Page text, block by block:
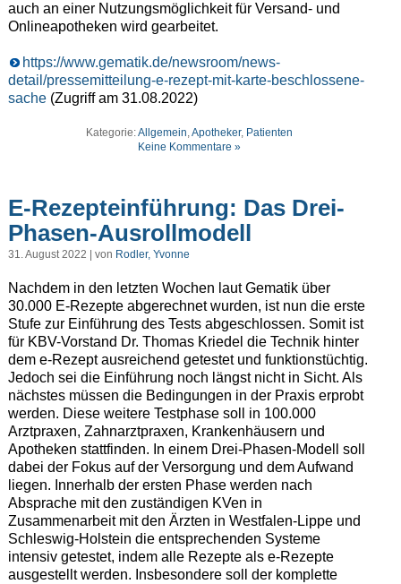
auch an einer Nutzungsmöglichkeit für Versand- und
Onlineapotheken wird gearbeitet.
https://www.gematik.de/newsroom/news-
detail/pressemitteilung-e-rezept-mit-karte-beschlossene-
sache(Zugriff am 31.08.2022)
Kategorie:Allgemein,Apotheker, Patienten
Keine Kommentare »
E-Rezepteinführung: Das Drei-
Phasen-Ausrollmodell
31. August 2022 | von Rodler, Yvonne
Nachdem in den letzten Wochen laut Gematik über
30.000 E-Rezepte abgerechnet wurden, ist nun die erste
Stufe zur Einführung des Tests abgeschlossen. Somit ist
für KBV-Vorstand Dr. Thomas Kriedel die Technik hinter
dem e-Rezept ausreichend getestet und funktionstüchtig.
Jedoch sei die Einführung noch längst nicht in Sicht. Als
nächstes müssen die Bedingungen in der Praxis erprobt
werden. Diese weitere Testphase soll in 100.000
Arztpraxen, Zahnarztpraxen, Krankenhäusern und
Apotheken stattfinden. In einem Drei-Phasen-Modell soll
dabei der Fokus auf der Versorgung und dem Aufwand
liegen. Innerhalb der ersten Phase werden nach
Absprache mit den zuständigen KVen in
Zusammenarbeit mit den Ärzten in Westfalen-Lippe und
Schleswig-Holstein die entsprechenden Systeme
intensiv getestet, indem alle Rezepte als e-Rezepte
ausgestellt werden. Insbesondere soll der komplette